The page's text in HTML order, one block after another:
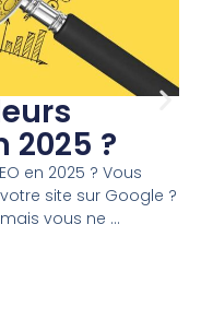
2025 ?
en 2025 ? Vous
site sur Google ?
vous ne ...